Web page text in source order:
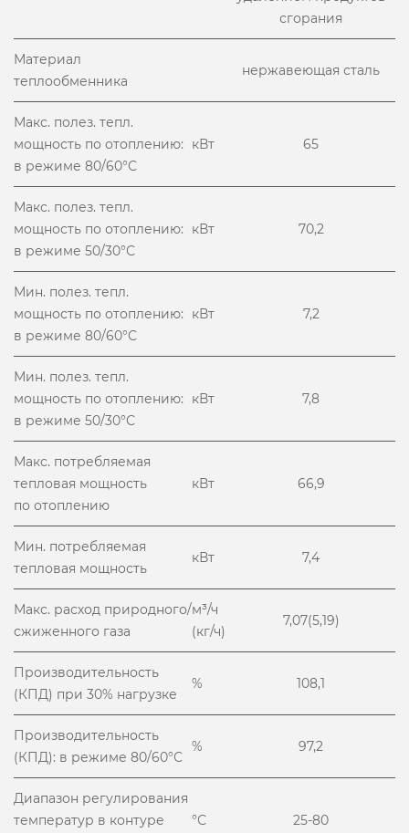
сгорания
Материал
теплообменника
нержавеющая сталь
Макс. полез. тепл.
мощность по отоплению:
в режиме 80/60°С
кВт 65
Макс. полез. тепл.
мощность по отоплению:
в режиме 50/30°С
кВт 70,2
Мин. полез. тепл.
мощность по отоплению:
в режиме 80/60°С
кВт 7,2
Мин. полез. тепл.
мощность по отоплению:
в режиме 50/30°С
кВт 7,8
Макс. потребляемая
тепловая мощность
по отоплению
кВт 66,9
Мин. потребляемая
тепловая мощность
кВт 7,4
Макс. расход природного/
сжиженного газа
м³/ч
(кг/ч)
7,07(5,19)
Производительность
(КПД) при 30% нагрузке
% 108,1
Производительность
(КПД): в режиме 80/60°С
% 97,2
Диапазон регулирования
температур в контуре
°С 25-80